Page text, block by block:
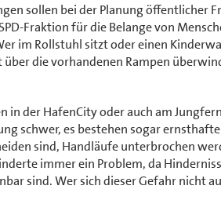
sollen bei der Planung öffentlicher
Fraktion für die Belange von
im Rollstuhl sitzt oder einen
die vorhandenen Rampen
in der HafenCity oder auch am
schwer, es bestehen sogar
sind, Handläufe unterbrochen
immer ein Problem, da
sind. Wer sich dieser Gefahr nicht